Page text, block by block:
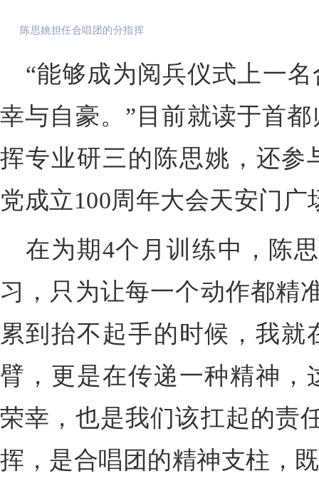
陈思姚担任合唱团的分指挥
“能够成为阅兵仪式上一
幸与自豪。”目前就读于首
挥专业研三的陈思姚，还参
党成立100周年大会天安门广
在为期4个月训练中，陈
习，只为让每一个动作都精
累到抬不起手的时候，我
臂，更是在传递一种精神，
荣幸，也是我们该扛起的责
挥，是合唱团的精神支柱，